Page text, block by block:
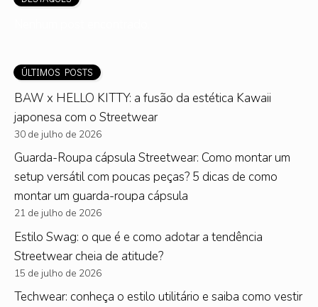
ÚLTIMOS POSTS
BAW x HELLO KITTY: a fusão da estética Kawaii
japonesa com o Streetwear
30 de julho de 2026
Guarda-Roupa cápsula Streetwear: Como montar um
setup versátil com poucas peças? 5 dicas de como
montar um guarda-roupa cápsula
21 de julho de 2026
Estilo Swag: o que é e como adotar a tendência
Streetwear cheia de atitude?
15 de julho de 2026
Techwear: conheça o estilo utilitário e saiba como vestir